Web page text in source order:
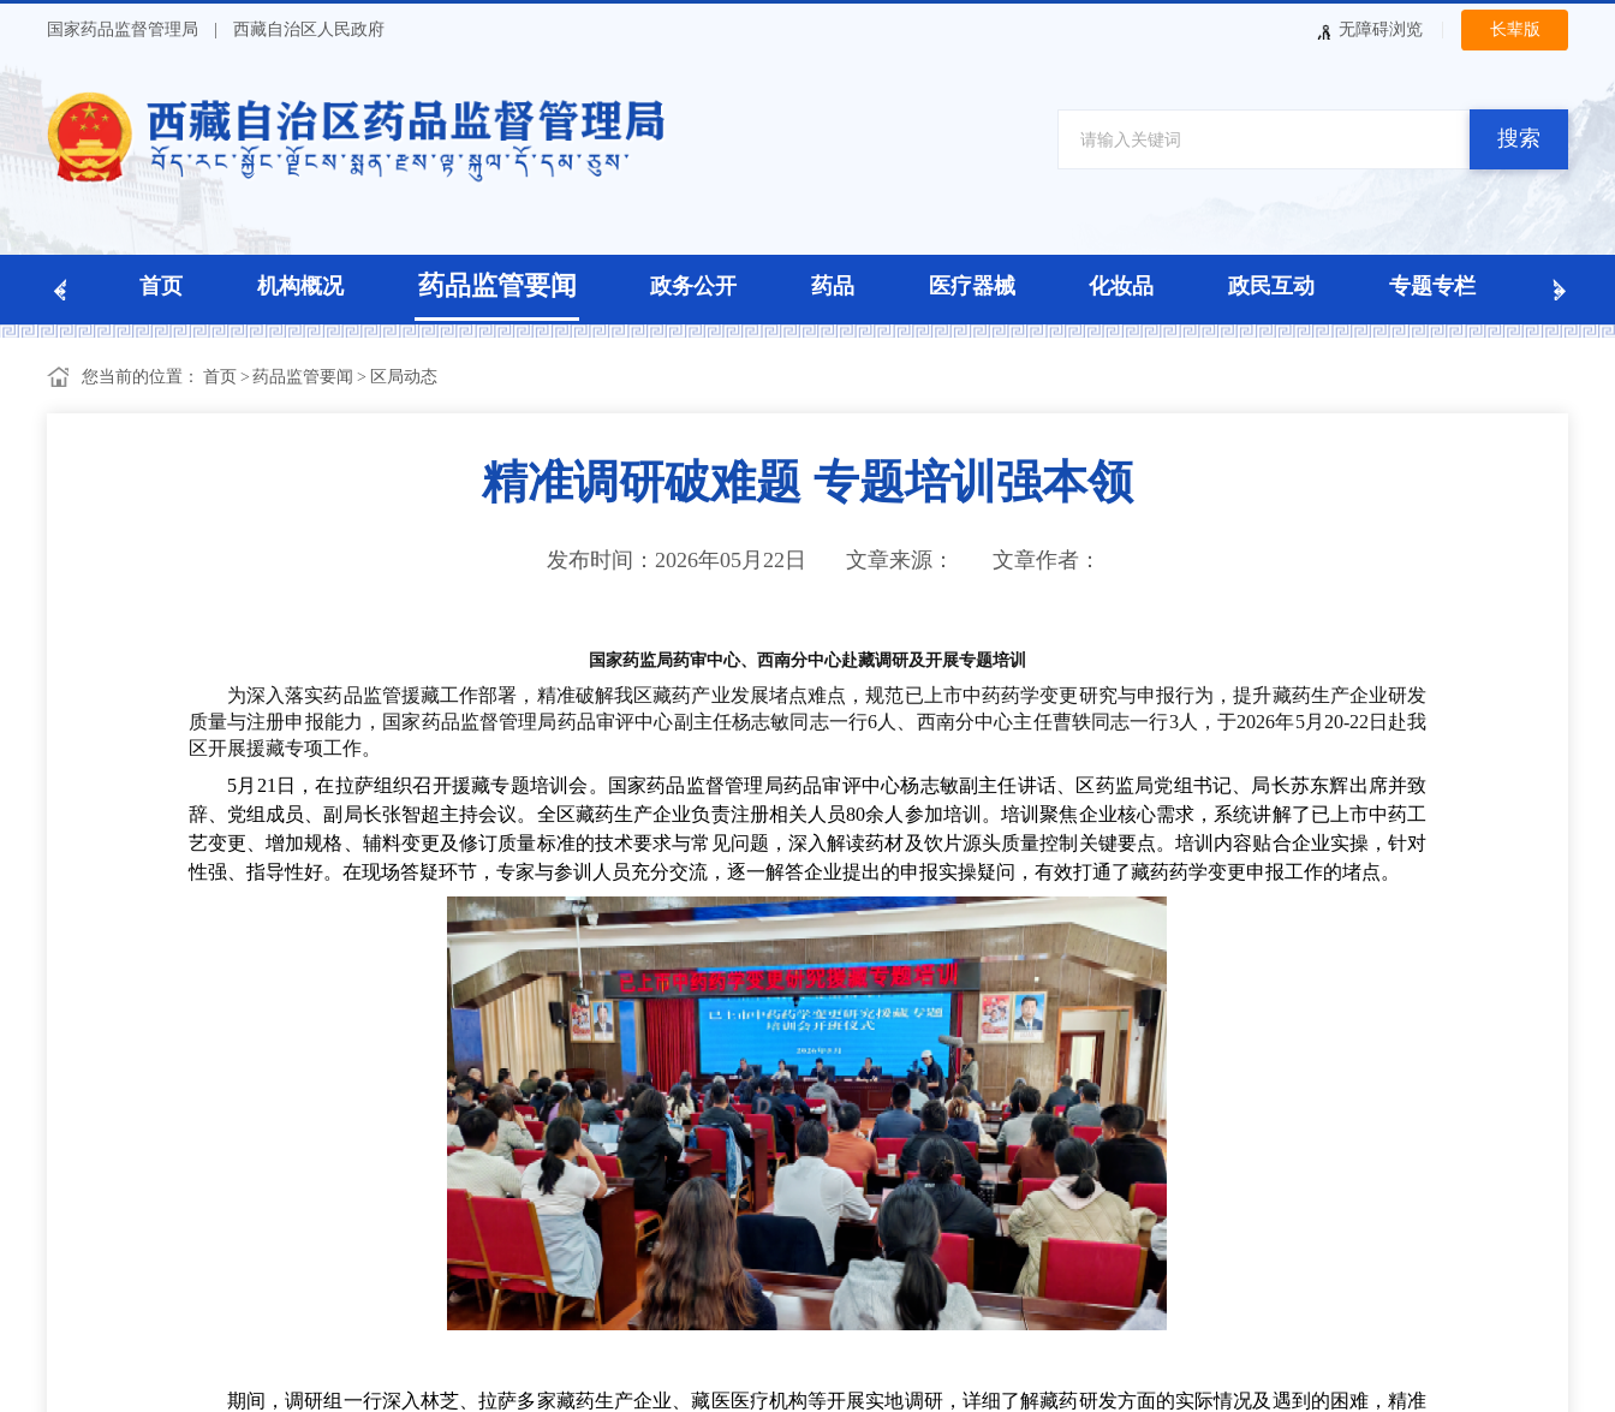
国家药品监督管理局 | 西藏自治区人民政府 无障碍浏览 长辈版
搜索
首页 机构概况 药品监管要闻 政务公开 药品 医疗器械 化妆品 政民互动 专题专栏
您当前的位置： 首页 > 药品监管要闻 > 区局动态
精准调研破难题 专题培训强本领
发布时间：2026年05月22日 文章来源： 文章作者：
国家药监局药审中心、西南分中心赴藏调研及开展专题培训
为深入落实药品监管援藏工作部署，精准破解我区藏药产业发展堵点难点，规范已上市中药药学变更研究与申报行为，提升藏药生产企业研发
质量与注册申报能力，国家药品监督管理局药品审评中心副主任杨志敏同志一行6人、西南分中心主任曹轶同志一行3人，于2026年5月20-22日赴我
区开展援藏专项工作。
5月21日，在拉萨组织召开援藏专题培训会。国家药品监督管理局药品审评中心杨志敏副主任讲话、区药监局党组书记、局长苏东辉出席并致
辞、党组成员、副局长张智超主持会议。全区藏药生产企业负责注册相关人员80余人参加培训。培训聚焦企业核心需求，系统讲解了已上市中药工
艺变更、增加规格、辅料变更及修订质量标准的技术要求与常见问题，深入解读药材及饮片源头质量控制关键要点。培训内容贴合企业实操，针对
性强、指导性好。在现场答疑环节，专家与参训人员充分交流，逐一解答企业提出的申报实操疑问，有效打通了藏药药学变更申报工作的堵点。
期间，调研组一行深入林芝、拉萨多家藏药生产企业、藏医医疗机构等开展实地调研，详细了解藏药研发方面的实际情况及遇到的困难，精准